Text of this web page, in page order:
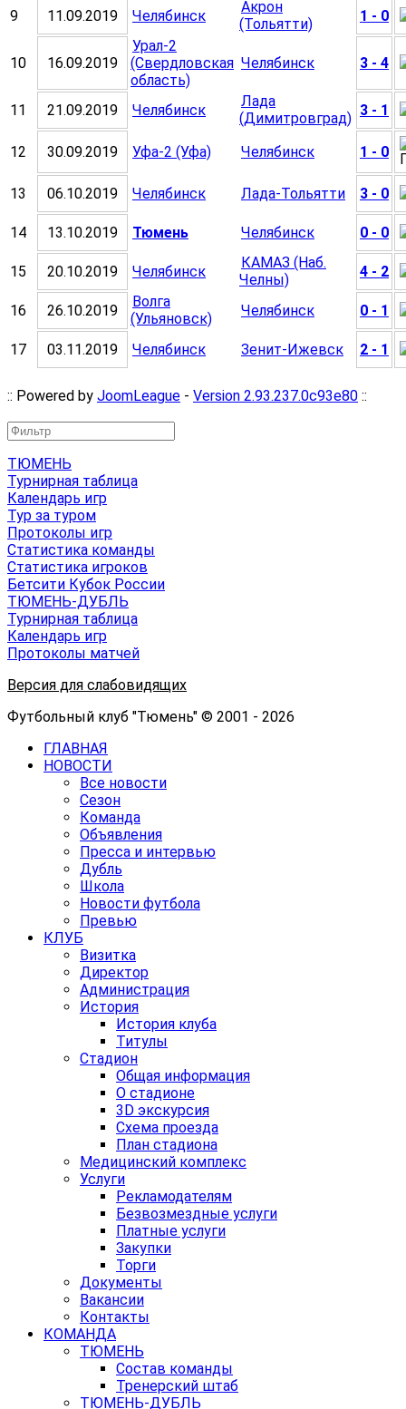
9 11.09.2019 Челябинск
Акрон
(Тольятти)
1 - 0
10 16.09.2019
Урал-2
(Свердловская
область)
Челябинск 3 - 4
11 21.09.2019 Челябинск
Лада
(Димитровград) 3 - 1
12 30.09.2019 Уфа-2 (Уфа) Челябинск 1 - 0
13 06.10.2019 Челябинск Лада-Тольятти 3 - 0
14 13.10.2019 Тюмень Челябинск 0 - 0
15 20.10.2019 Челябинск
КАМАЗ (Наб.
Челны)
4 - 2
16 26.10.2019
Волга
(Ульяновск)
Челябинск 0 - 1
17 03.11.2019 Челябинск Зенит-Ижевск 2 - 1
:: Powered by JoomLeague - Version 2.93.237.0c93e80 ::
ТЮМЕНЬ
Турнирная таблица
Календарь игр
Тур за туром
Протоколы игр
Статистика команды
Статистика игроков
Бетсити Кубок России
ТЮМЕНЬ-ДУБЛЬ
Турнирная таблица
Календарь игр
Протоколы матчей
Версия для слабовидящих
Футбольный клуб "Тюмень" © 2001 - 2026
ГЛАВНАЯ
НОВОСТИ
Все новости
Сезон
Команда
Объявления
Пресса и интервью
Дубль
Школа
Новости футбола
Превью
КЛУБ
Визитка
Директор
Администрация
История
История клуба
Титулы
Стадион
Общая информация
О стадионе
3D экскурсия
Схема проезда
План стадиона
Медицинский комплекс
Услуги
Рекламодателям
Безвозмездные услуги
Платные услуги
Закупки
Торги
Документы
Вакансии
Контакты
КОМАНДА
ТЮМЕНЬ
Состав команды
Тренерский штаб
ТЮМЕНЬ-ДУБЛЬ